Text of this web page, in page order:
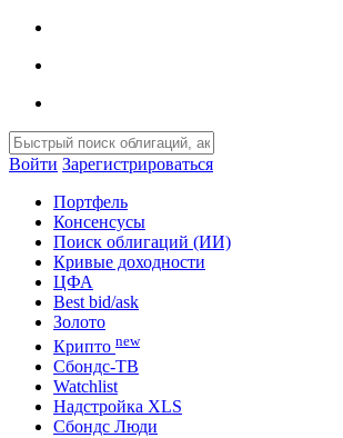
Войти Зарегистрироваться
Портфель
Консенсусы
Поиск облигаций (ИИ)
Кривые доходности
ЦФА
Best bid/ask
Золото
Крипто new
Сбондс-ТВ
Watchlist
Надстройка XLS
Сбондс Люди